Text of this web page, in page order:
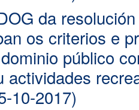
da
os criterios e
público
actividades
10-2017)